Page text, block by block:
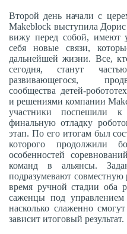
Второй день начали с
Makeblock выступила
вижу перед собой, имеют
себя новые связи,
дальнейшей жизни. Все,
сегодня, станут
развивающегося,
сообщества детей-
и решениями компании
участники поспешили
финальную отладку
этап. По его итогам был
которого продолжили
особенностей
команд в альянсы.
подразумевают
время ручной стадии оба
саженцы под управлением
насколько слаженно
зависит итоговый результат.